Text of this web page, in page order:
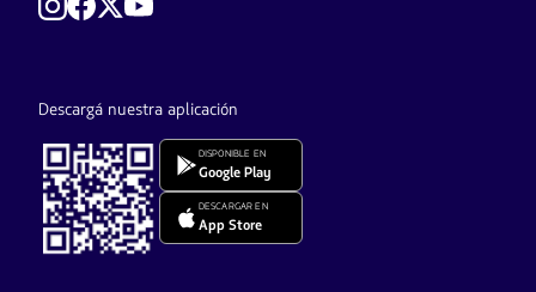
Descargá nuestra aplicación
DISPONIBLE EN
Google Play
DESCARGAR EN
App Store